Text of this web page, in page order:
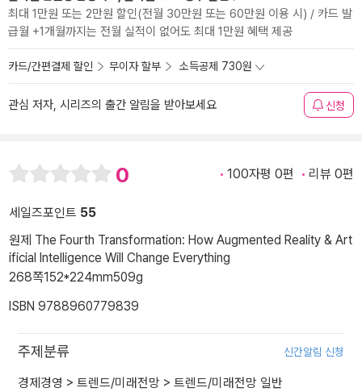
최대 1만원 또는 2만원 할인(전월 30만원 또는 60만원 이용 시) / 카드 발
급월 +1개월까지는 전월 실적이 없어도 최대 1만원 혜택 제공
카드/간편결제 할인 무이자 할부 소득공제 730원
관심 저자, 시리즈의 출간 알림을 받아보세요 신청
0 100자평 0편 리뷰 0편
세일즈포인트 55
원제 The Fourth Transformation: How Augmented Reality & Art
ificial Intelligence Will Change Everything
268쪽152*224mm509g
ISBN 9788960779839
주제분류 신간알림 신청
경제경영 > 트렌드/미래전망 > 트렌드/미래전망 일반